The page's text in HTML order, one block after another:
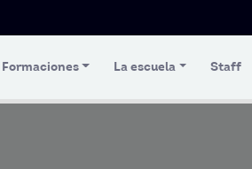
Formaciones La escuela Staff